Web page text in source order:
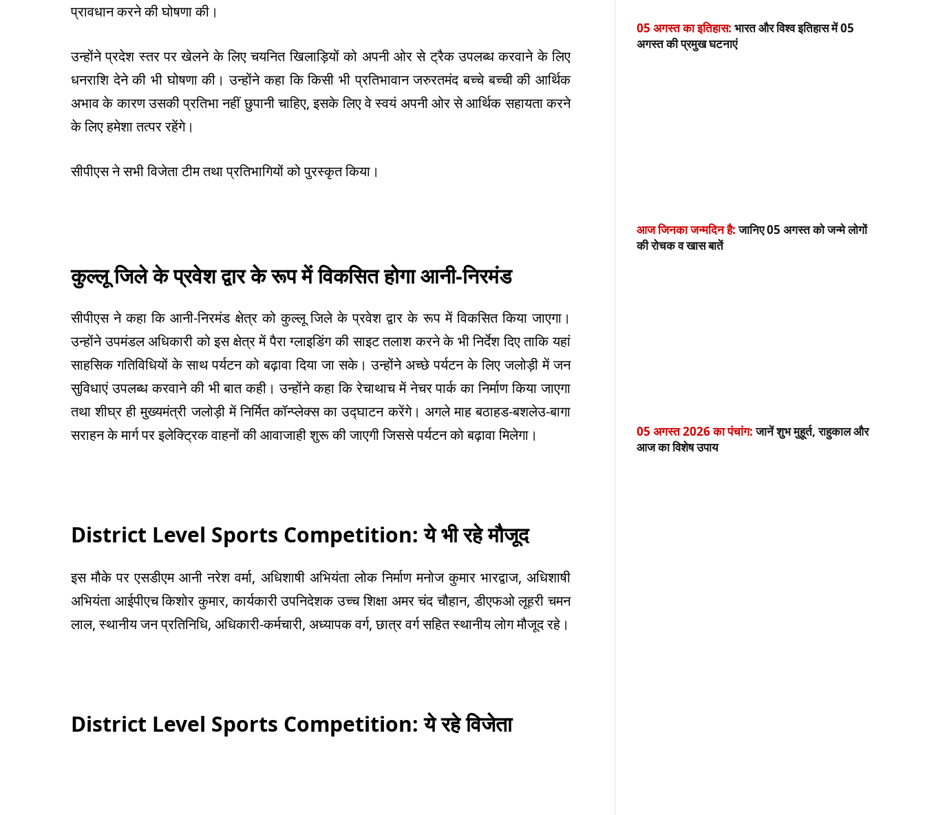
प्रावधान करने की घोषणा की।
उन्होंने प्रदेश स्तर पर खेलने के लिए चयनित खिलाड़ियों को अपनी ओर से ट्रैक उपलब्ध करवाने के लिए
धनराशि देने की भी घोषणा की। उन्होंने कहा कि किसी भी प्रतिभावान जरुरतमंद बच्चे बच्ची की आर्थिक
अभाव के कारण उसकी प्रतिभा नहीं छुपानी चाहिए, इसके लिए वे स्वयं अपनी ओर से आर्थिक सहायता करने
के लिए हमेशा तत्पर रहेंगे।
सीपीएस ने सभी विजेता टीम तथा प्रतिभागियों को पुरस्कृत किया।
कुल्लू जिले के प्रवेश द्वार के रूप में विकसित होगा आनी-निरमंड
सीपीएस ने कहा कि आनी-निरमंड क्षेत्र को कुल्लू जिले के प्रवेश द्वार के रूप में विकसित किया जाएगा।
उन्होंने उपमंडल अधिकारी को इस क्षेत्र में पैरा ग्लाइडिंग की साइट तलाश करने के भी निर्देश दिए ताकि यहां
साहसिक गतिविधियों के साथ पर्यटन को बढ़ावा दिया जा सके। उन्होंने अच्छे पर्यटन के लिए जलोड़ी में जन
सुविधाएं उपलब्ध करवाने की भी बात कही। उन्होंने कहा कि रेचाथाच में नेचर पार्क का निर्माण किया जाएगा
तथा शीघ्र ही मुख्यमंत्री जलोड़ी में निर्मित कॉन्प्लेक्स का उद्घाटन करेंगे। अगले माह बठाहड-बशलेउ-बागा
सराहन के मार्ग पर इलेक्ट्रिक वाहनों की आवाजाही शुरू की जाएगी जिससे पर्यटन को बढ़ावा मिलेगा।
District Level Sports Competition: ये भी रहे मौजूद
इस मौके पर एसडीएम आनी नरेश वर्मा, अधिशाषी अभियंता लोक निर्माण मनोज कुमार भारद्वाज, अधिशाषी
अभियंता आईपीएच किशोर कुमार, कार्यकारी उपनिदेशक उच्च शिक्षा अमर चंद चौहान, डीएफओ लूहरी चमन
लाल, स्थानीय जन प्रतिनिधि, अधिकारी-कर्मचारी, अध्यापक वर्ग, छात्र वर्ग सहित स्थानीय लोग मौजूद रहे।
District Level Sports Competition: ये रहे विजेता
05 अगस्त का इतिहास: भारत और विश्व इतिहास में 05
अगस्त की प्रमुख घटनाएं
आज जिनका जन्मदिन है:जानिए 05 अगस्त को जन्मे लोगों
की रोचक व खास बातें
05 अगस्त 2026 का पंचांग:जानें शुभ मुहूर्त, राहुकाल और
आज का विशेष उपाय